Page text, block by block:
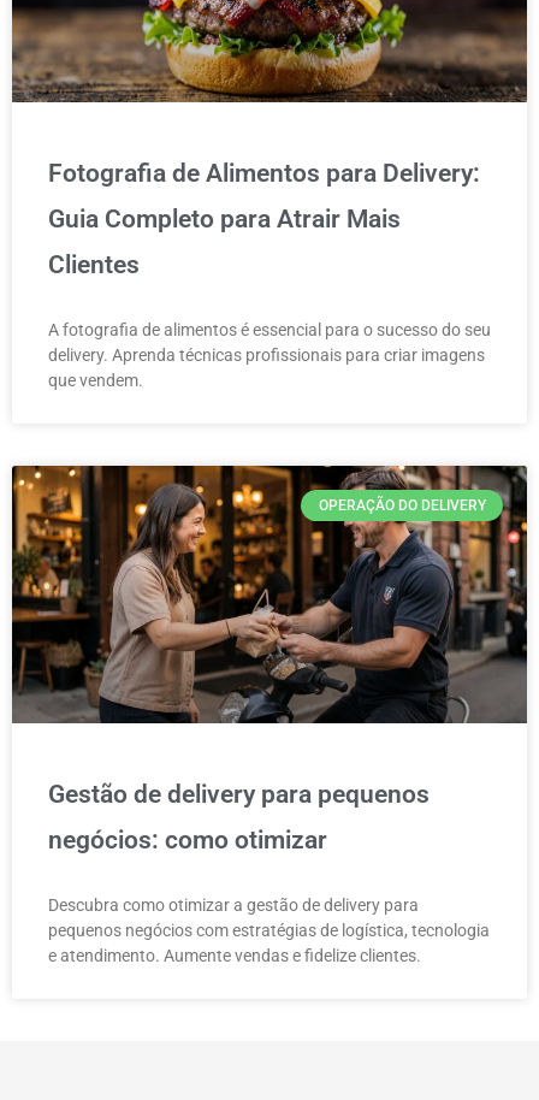
Fotografia de Alimentos para Delivery:
Guia Completo para Atrair Mais
Clientes
A fotografia de alimentos é essencial para o sucesso do seu
delivery. Aprenda técnicas profissionais para criar imagens
que vendem.
OPERAÇÃO DO DELIVERY
Gestão de delivery para pequenos
negócios: como otimizar
Descubra como otimizar a gestão de delivery para
pequenos negócios com estratégias de logística, tecnologia
e atendimento. Aumente vendas e fidelize clientes.